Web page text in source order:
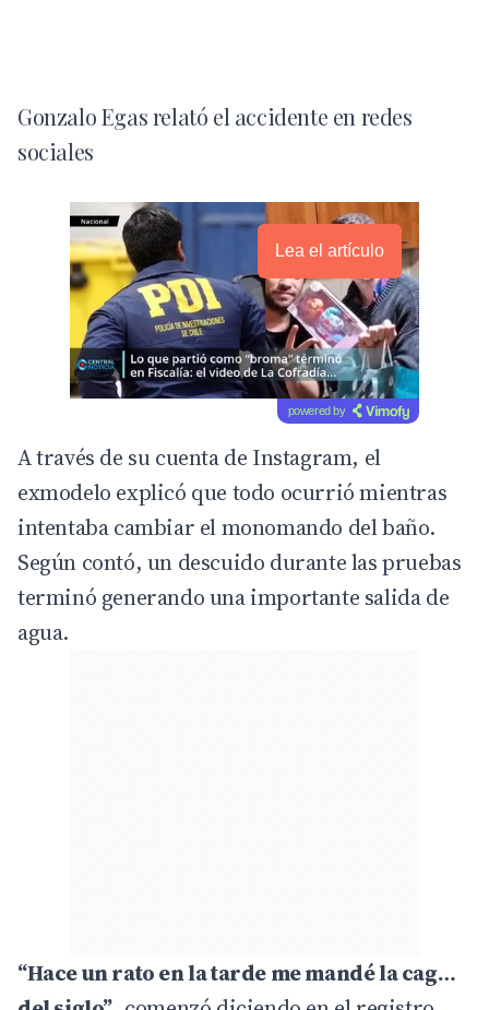
Gonzalo Egas relató el accidente en redes
sociales
Lea el artículo
powered by
A través de su cuenta de Instagram, el
exmodelo explicó que todo ocurrió mientras
intentaba cambiar el monomando del baño.
Según contó, un descuido durante las pruebas
terminó generando una importante salida de
agua.
“Hace un rato en la tarde me mandé la cag…